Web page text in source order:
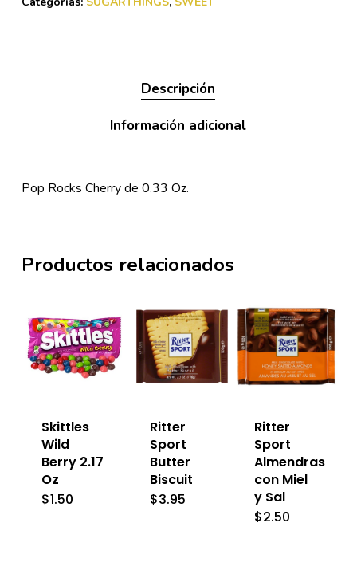
Descripción
Información adicional
Pop Rocks Cherry de 0.33 Oz.
Productos relacionados
Skittles
Wild
Berry 2.17
Oz
$1.50
Ritter
Sport
Butter
Biscuit
$3.95
Ritter
Sport
Almendras
con Miel
y Sal
$2.50